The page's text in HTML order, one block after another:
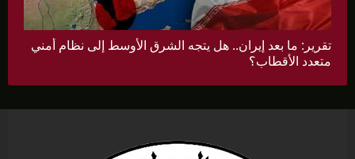
تقرير: ما بعد إيران.. هل يتجه الشرق الأوسط إلى نظام أمني
متعدد الأقطاب؟